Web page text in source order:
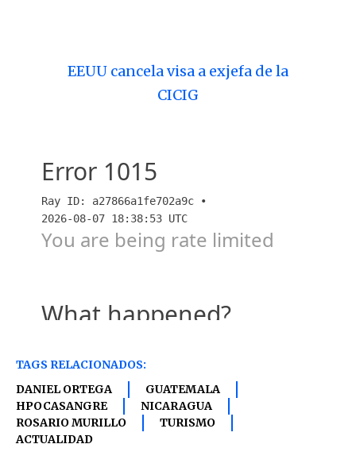
EEUU cancela visa a exjefa de la
CICIG
TAGS RELACIONADOS:
DANIEL ORTEGA
GUATEMALA
HPOCASANGRE
NICARAGUA
ROSARIO MURILLO
TURISMO
ACTUALIDAD